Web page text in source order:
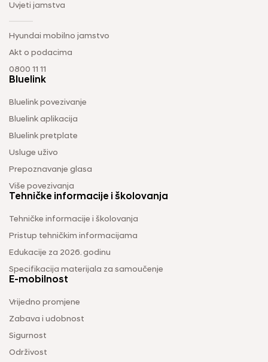
Uvjeti jamstva
Hyundai mobilno jamstvo
Akt o podacima
0800 11 11
Bluelink
Bluelink povezivanje
Bluelink aplikacija
Bluelink pretplate
Usluge uživo
Prepoznavanje glasa
Više povezivanja
Tehničke informacije i školovanja
Tehničke informacije i školovanja
Pristup tehničkim informacijama
Edukacije za 2026. godinu
Specifikacija materijala za samoučenje
E-mobilnost
Vrijedno promjene
Zabava i udobnost
Sigurnost
Održivost